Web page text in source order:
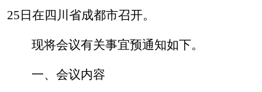
25日在四川省成都市召开。
现将会议有关事宜预通知如下。
一、会议内容